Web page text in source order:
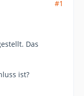
#1
Das
ist?